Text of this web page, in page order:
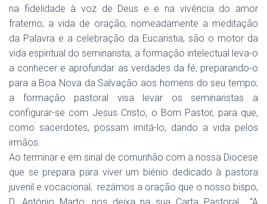
na fidelidade à voz de Deus e e na vivência do amor
fraterno; a vida de oração, nomeadamente a meditação
da Palavra e a celebração da Eucaristia, são o motor da
vida espiritual do seminarista; a formação intelectual leva-o
a conhecer e aprofundar as verdades da fé, preparando-o
para a Boa Nova da Salvação aos homens do seu tempo;
a formação pastoral visa levar os seminaristas a
configurar-se com Jesus Cristo, o Bom Pastor, para que,
como sacerdotes, possam imitá-lo, dando a vida pelos
irmãos.
Ao terminar e em sinal de comunhão com a nossa Diocese
que se prepara para viver um biénio dedicado à pastora
juvenil e vocacional, rezámos a oração que o nosso bispo,